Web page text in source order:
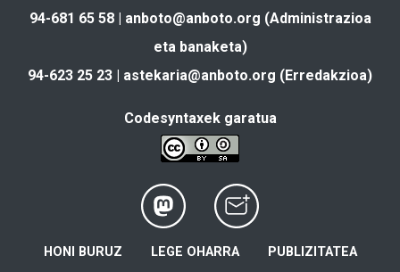
94-681 65 58 | anboto@anboto.org (Administrazioa
eta banaketa)
94-623 25 23 | astekaria@anboto.org (Erredakzioa)
Codesyntaxek garatua
HONI BURUZ LEGE OHARRA PUBLIZITATEA